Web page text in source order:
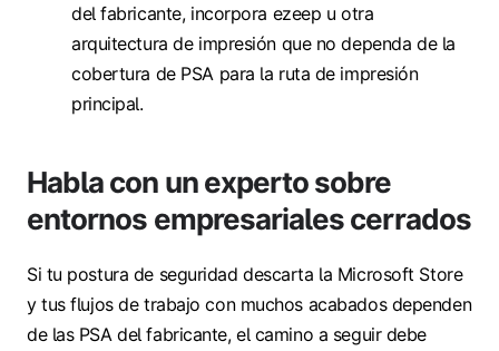
del fabricante, incorpora ezeep u otra
arquitectura de impresión que no dependa de la
cobertura de PSA para la ruta de impresión
principal.
Habla con un experto sobre
entornos empresariales cerrados
Si tu postura de seguridad descarta la Microsoft Store
y tus flujos de trabajo con muchos acabados dependen
de las PSA del fabricante, el camino a seguir debe